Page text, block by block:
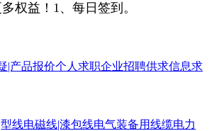
权益！ 1、每日签到。
|产品报价个人求职企业招聘供求信息求
线电磁线|漆包线电气装备用线缆电力